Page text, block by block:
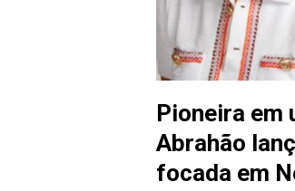
Pioneira em
Abrahão
focada em